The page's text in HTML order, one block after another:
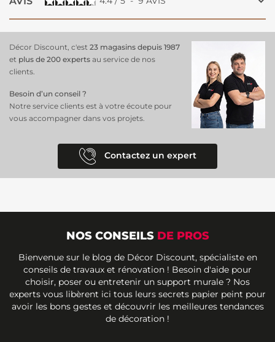
Décor Discount, c'est 23 magasins depuis 1987
et plus de 200 experts au service de nos
clients.
Besoin d’un conseil ?
Notre service clients est à votre écoute pour
vous accompagner dans vos projets.
Contactez un expert
NOS CONSEILS DE PROS
Bienvenue sur le blog de Décor Discount, spécialiste en
conseils de travaux et rénovation ! Besoin d'aide pour
choisir, poser ou entretenir un support murale ? Nos
experts vous libèrent ici tous leurs secrets papier peint pour
avoir les bons gestes et découvrir les meilleures tendances
de décoration !